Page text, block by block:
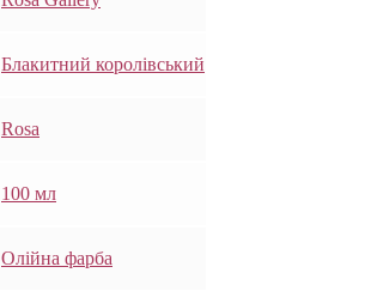
Блакитний королівський
Rosa
100 мл
Олійна фарба